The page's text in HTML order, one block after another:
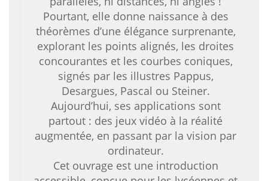
Pourtant, elle donne naissance à des
théorèmes d’une élégance surprenante,
explorant les points alignés, les droites
concourantes et les courbes coniques,
signés par les illustres Pappus,
Desargues, Pascal ou Steiner.
Aujourd’hui, ses applications sont
partout : des jeux vidéo à la réalité
augmentée, en passant par la vision par
ordinateur.
Cet ouvrage est une introduction